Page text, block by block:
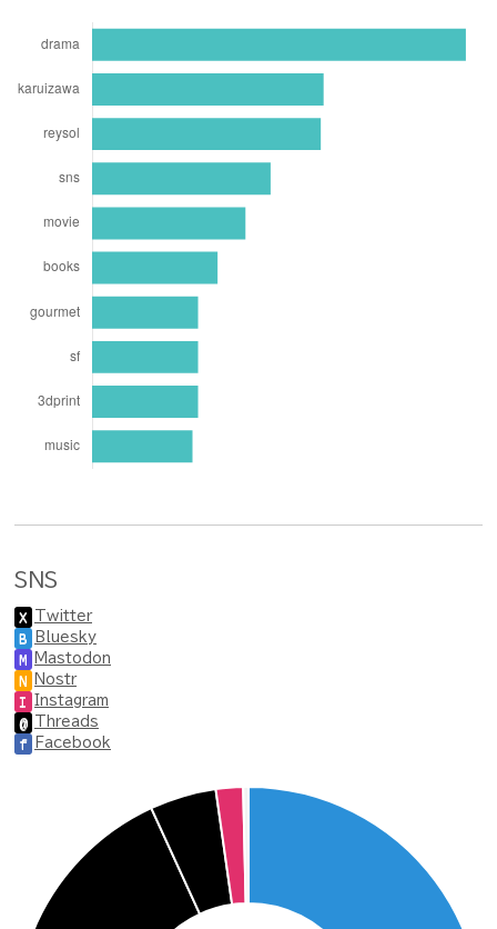
SNS
X Twitter
B Bluesky
M Mastodon
N Nostr
I Instagram
@ Threads
f Facebook